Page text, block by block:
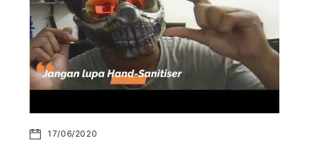
17/06/2020